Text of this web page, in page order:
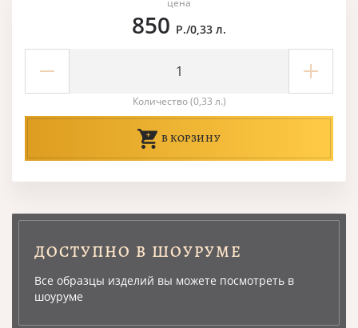
цена
850 Р./0,33 л.
Количество (0,33 л.)
В КОРЗИНУ
ДОСТУПНО В ШОУРУМЕ
Все образцы изделий вы можете посмотреть в
шоуруме